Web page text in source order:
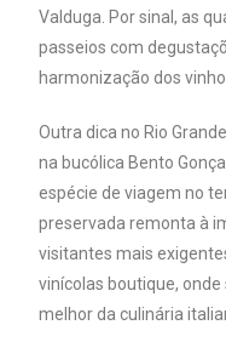
Valduga. Por sinal, as
passeios com
harmonização dos
Outra dica no Rio
na bucólica Bento
espécie de viagem no
preservada remonta à
visitantes mais
vinícolas boutique,
melhor da culinária